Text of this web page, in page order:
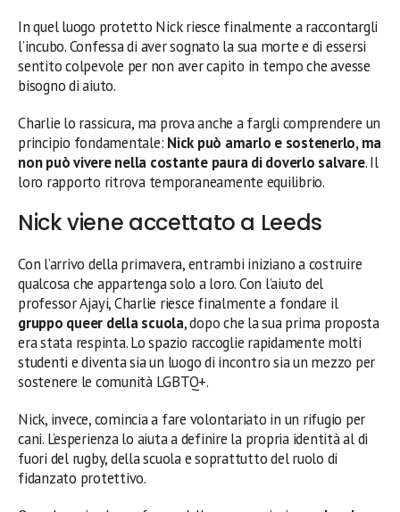
In quel luogo protetto Nick riesce finalmente a raccontargli
l’incubo. Confessa di aver sognato la sua morte e di essersi
sentito colpevole per non aver capito in tempo che avesse
bisogno di aiuto.
Charlie lo rassicura, ma prova anche a fargli comprendere un
principio fondamentale: Nick può amarlo e sostenerlo, ma
non può vivere nella costante paura di doverlo salvare. Il
loro rapporto ritrova temporaneamente equilibrio.
Nick viene accettato a Leeds
Con l’arrivo della primavera, entrambi iniziano a costruire
qualcosa che appartenga solo a loro. Con l’aiuto del
professor Ajayi, Charlie riesce finalmente a fondare il
gruppo queer della scuola, dopo che la sua prima proposta
era stata respinta. Lo spazio raccoglie rapidamente molti
studenti e diventa sia un luogo di incontro sia un mezzo per
sostenere le comunità LGBTQ+.
Nick, invece, comincia a fare volontariato in un rifugio per
cani. L’esperienza lo aiuta a definire la propria identità al di
fuori del rugby, della scuola e soprattutto del ruolo di
fidanzato protettivo.